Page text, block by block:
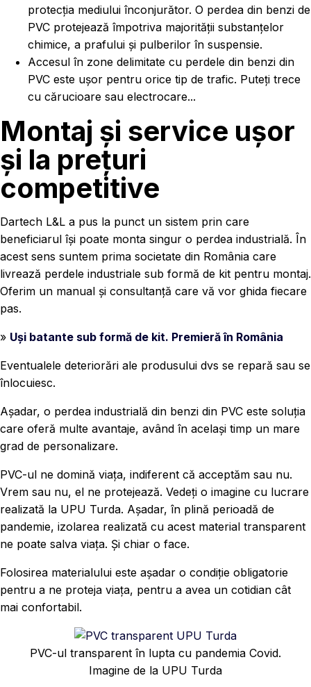
protecția mediului înconjurător. O perdea din benzi de
PVC protejează împotriva majorității substanțelor
chimice, a prafului și pulberilor în suspensie.
Accesul în zone delimitate cu perdele din benzi din
PVC este ușor pentru orice tip de trafic. Puteți trece
cu cărucioare sau electrocare...
Montaj și service ușor
și la prețuri
competitive
Dartech L&L a pus la punct un sistem prin care
beneficiarul își poate monta singur o perdea industrială. În
acest sens suntem prima societate din România care
livrează perdele industriale sub formă de kit pentru montaj.
Oferim un manual și consultanță care vă vor ghida fiecare
pas.
» Uși batante sub formă de kit. Premieră în România
Eventualele deteriorări ale produsului dvs se repară sau se
înlocuiesc.
Așadar, o perdea industrială din benzi din PVC este soluția
care oferă multe avantaje, având în același timp un mare
grad de personalizare.
PVC-ul ne domină viața, indiferent că acceptăm sau nu.
Vrem sau nu, el ne protejează. Vedeți o imagine cu lucrare
realizată la UPU Turda. Așadar, în plină perioadă de
pandemie, izolarea realizată cu acest material transparent
ne poate salva viața. Și chiar o face.
Folosirea materialului este așadar o condiție obligatorie
pentru a ne proteja viața, pentru a avea un cotidian cât
mai confortabil.
PVC-ul transparent în lupta cu pandemia Covid.
Imagine de la UPU Turda